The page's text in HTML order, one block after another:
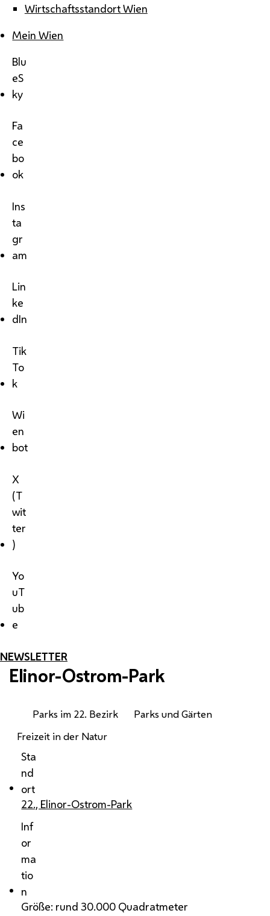
Wirtschaftsstandort Wien
Mein Wien
Blu
eS
ky
Fa
ce
bo
ok
Ins
ta
gr
am
Lin
ke
dIn
Tik
To
k
Wi
en
bot
X
(T
wit
ter
)
Yo
uT
ub
e
NEWSLETTER
Elinor-Ostrom-Park
Parks im 22. Bezirk
Parks und Gärten
Freizeit in der Natur
Sta
nd
ort
22., Elinor-Ostrom-Park
Inf
or
ma
tio
n
Größe: rund 30.000 Quadratmeter